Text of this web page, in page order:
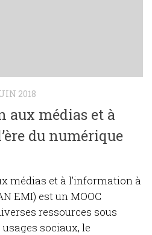
2018
aux médias et à
du numérique
médias et à l’information à
EMI) est un MOOC
ressources sous
sociaux, le